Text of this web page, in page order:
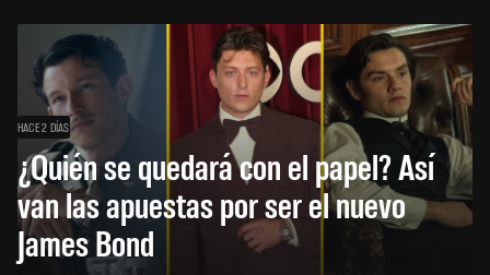
HACE 2 DÍAS
¿Quién se quedará con el papel? Así
van las apuestas por ser el nuevo
James Bond